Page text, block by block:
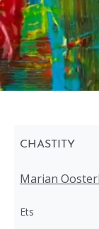
CHASTITY
Marian
Ets